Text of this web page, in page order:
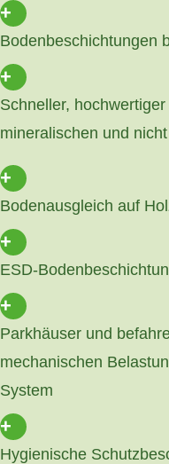
+
Bodenbeschichtungen
+
Schneller,
mineralischen und
+
Bodenausgleich auf
+
ESD-
+
Parkhäuser und
mechanischen
System
+
Hygienische